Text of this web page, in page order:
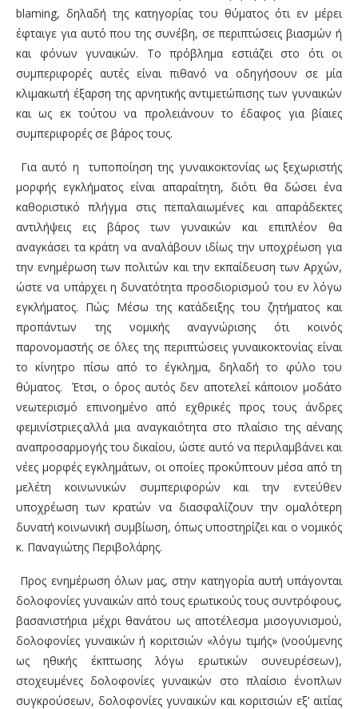
blaming, δηλαδή της κατηγορίας του θύματος ότι εν μέρει
έφταιγε για αυτό που της συνέβη, σε περιπτώσεις βιασμών ή
και φόνων γυναικών. Το πρόβλημα εστιάζει στο ότι οι
συμπεριφορές αυτές είναι πιθανό να οδηγήσουν σε μία
κλιμακωτή έξαρση της αρνητικής αντιμετώπισης των γυναικών
και ως εκ τούτου να προλειάνουν το έδαφος για βίαιες
συμπεριφορές σε βάρος τους.
Για αυτό η τυποποίηση της γυναικοκτονίας ως ξεχωριστής
μορφής εγκλήματος είναι απαραίτητη, διότι θα δώσει ένα
καθοριστικό πλήγμα στις πεπαλαιωμένες και απαράδεκτες
αντιλήψεις εις βάρος των γυναικών και επιπλέον θα
αναγκάσει τα κράτη να αναλάβουν ιδίως την υποχρέωση για
την ενημέρωση των πολιτών και την εκπαίδευση των Αρχών,
ώστε να υπάρχει η δυνατότητα προσδιορισμού του εν λόγω
εγκλήματος. Πώς; Μέσω της κατάδειξης του ζητήματος και
προπάντων της νομικής αναγνώρισης ότι κοινός
παρονομαστής σε όλες της περιπτώσεις γυναικοκτονίας είναι
το κίνητρο πίσω από το έγκλημα, δηλαδή το φύλο του
θύματος. Έτσι, ο όρος αυτός δεν αποτελεί κάποιον μοδάτο
νεωτερισμό επινοημένο από εχθρικές προς τους άνδρες
φεμινίστριες αλλά μια αναγκαιότητα στο πλαίσιο της αέναης
αναπροσαρμογής του δικαίου, ώστε αυτό να περιλαμβάνει και
νέες μορφές εγκλημάτων, οι οποίες προκύπτουν μέσα από τη
μελέτη κοινωνικών συμπεριφορών και την εντεύθεν
υποχρέωση των κρατών να διασφαλίζουν την ομαλότερη
δυνατή κοινωνική συμβίωση, όπως υποστηρίζει και ο νομικός
κ. Παναγιώτης Περιβολάρης.
Προς ενημέρωση όλων μας, στην κατηγορία αυτή υπάγονται
δολοφονίες γυναικών από τους ερωτικούς τους συντρόφους,
βασανιστήρια μέχρι θανάτου ως αποτέλεσμα μισογυνισμού,
δολοφονίες γυναικών ή κοριτσιών «λόγω τιμής» (νοούμενης
ως ηθικής έκπτωσης λόγω ερωτικών συνευρέσεων),
στοχευμένες δολοφονίες γυναικών στο πλαίσιο ένοπλων
συγκρούσεων, δολοφονίες γυναικών και κοριτσιών εξ’ αιτίας